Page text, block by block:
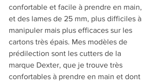
confortable et facile à prendre en main,
et des lames de 25 mm, plus difficiles à
manipuler mais plus efficaces sur les
cartons très épais. Mes modèles de
prédilection sont les cutters de la
marque Dexter, que je trouve très
confortables à prendre en main et dont